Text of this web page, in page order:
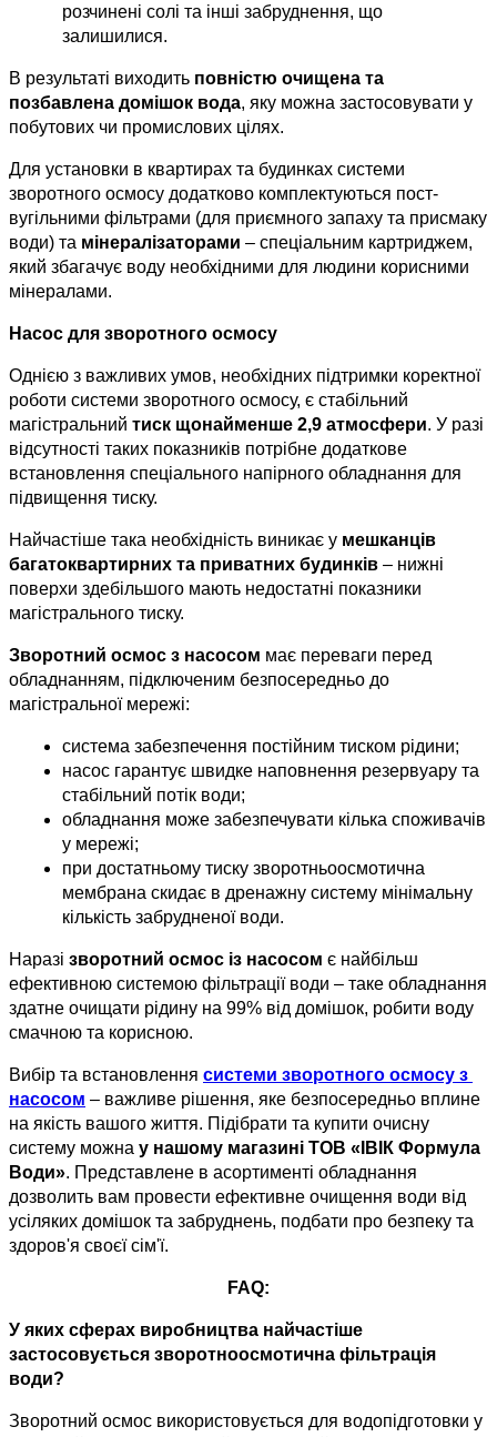
розчинені солі та інші забруднення, що
залишилися.
В результаті виходить повністю очищена та
позбавлена ​​домішок вода, яку можна застосовувати у
побутових чи промислових цілях.
Для установки в квартирах та будинках системи
зворотного осмосу додатково комплектуються пост-
вугільними фільтрами (для приємного запаху та присмаку
води) та мінералізаторами – спеціальним картриджем,
який збагачує воду необхідними для людини корисними
мінералами.
Насос для зворотного осмосу
Однією з важливих умов, необхідних підтримки коректної
роботи системи зворотного осмосу, є стабільний
магістральний тиск щонайменше 2,9 атмосфери. У разі
відсутності таких показників потрібне додаткове
встановлення спеціального напірного обладнання для
підвищення тиску.
Найчастіше така необхідність виникає у мешканців
багатоквартирних та приватних будинків – нижні
поверхи здебільшого мають недостатні показники
магістрального тиску.
Зворотний осмос з насосом має переваги перед
обладнанням, підключеним безпосередньо до
магістральної мережі:
система забезпечення постійним тиском рідини;
насос гарантує швидке наповнення резервуару та
стабільний потік води;
обладнання може забезпечувати кілька споживачів
у мережі;
при достатньому тиску зворотньоосмотична
мембрана скидає в дренажну систему мінімальну
кількість забрудненої води.
Наразі зворотний осмос із насосом є найбільш
ефективною системою фільтрації води – таке обладнання
здатне очищати рідину на 99% від домішок, робити воду
смачною та корисною.
Вибір та встановлення системи зворотного осмосу з
насосом – важливе рішення, яке безпосередньо вплине
на якість вашого життя. Підібрати та купити очисну
систему можна у нашому магазині ТОВ «ІВІК Формула
Води». Представлене в асортименті обладнання
дозволить вам провести ефективне очищення води від
усіляких домішок та забруднень, подбати про безпеку та
здоров'я своєї сім'ї.
FAQ:
У яких сферах виробництва найчастіше
застосовується зворотноосмотична фільтрація
води?
Зворотний осмос використовується для водопідготовки у